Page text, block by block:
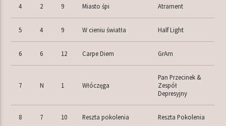
4 2 9 Miasto śpi Atrament
5 4 9 W cieniu światła Half Light
6 6 12 Carpe Diem GrAm
7 N 1 Włóczęga
Pan Przecinek &
Zespół
Depresyjny
8 7 10 Reszta pokolenia Reszta Pokolenia